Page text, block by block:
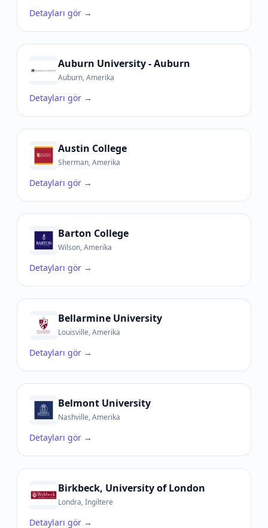
Detayları gör →
Auburn University - Auburn
Auburn, Amerika
Detayları gör →
Austin College
Sherman, Amerika
Detayları gör →
Barton College
Wilson, Amerika
Detayları gör →
Bellarmine University
Louisville, Amerika
Detayları gör →
Belmont University
Nashville, Amerika
Detayları gör →
Birkbeck, University of London
Londra, İngiltere
Detayları gör →